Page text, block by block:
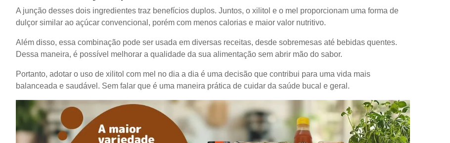
A junção desses dois ingredientes traz benefícios duplos. Juntos, o xilitol e o mel proporcionam uma forma de
dulçor similar ao açúcar convencional, porém com menos calorias e maior valor nutritivo.
Além disso, essa combinação pode ser usada em diversas receitas, desde sobremesas até bebidas quentes.
Dessa maneira, é possível melhorar a qualidade da sua alimentação sem abrir mão do sabor.
Portanto, adotar o uso de xilitol com mel no dia a dia é uma decisão que contribui para uma vida mais
balanceada e saudável. Sem falar que é uma maneira prática de cuidar da saúde bucal e geral.